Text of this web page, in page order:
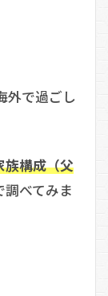
外で過ごし
族構成（父
べてみま